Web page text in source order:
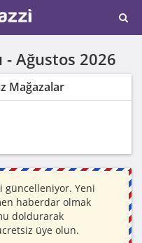
- Ağustos 2026
Mağazalar
güncelleniyor. Yeni
haberdar olmak
doldurarak
üye olun.